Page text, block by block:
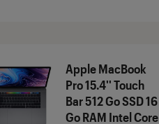
Apple MacBook
Pro 15.4'' Touch
Bar 512 Go SSD 16
Go RAM Intel Core